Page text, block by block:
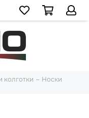
колготки
Носки